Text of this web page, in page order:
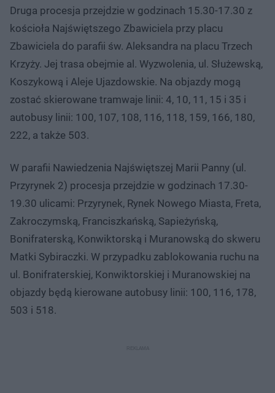
Druga procesja przejdzie w godzinach 15.30-17.30 z
kościoła Najświętszego Zbawiciela przy placu
Zbawiciela do parafii św. Aleksandra na placu Trzech
Krzyży. Jej trasa obejmie al. Wyzwolenia, ul. Służewską,
Koszykową i Aleje Ujazdowskie. Na objazdy mogą
zostać skierowane tramwaje linii: 4, 10, 11, 15 i 35 i
autobusy linii: 100, 107, 108, 116, 118, 159, 166, 180,
222, a także 503.
W parafii Nawiedzenia Najświętszej Marii Panny (ul.
Przyrynek 2) procesja przejdzie w godzinach 17.30-
19.30 ulicami: Przyrynek, Rynek Nowego Miasta, Freta,
Zakroczymską, Franciszkańską, Sapieżyńską,
Bonifraterską, Konwiktorską i Muranowską do skweru
Matki Sybiraczki. W przypadku zablokowania ruchu na
ul. Bonifraterskiej, Konwiktorskiej i Muranowskiej na
objazdy będą kierowane autobusy linii: 100, 116, 178,
503 i 518.